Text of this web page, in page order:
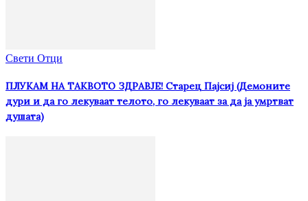
Свети Отци
ПЛУКАМ НА ТАКВОТО ЗДРАВЈЕ! Старец Пајсиј (Демоните
дури и да го лекуваат телото, го лекуваат за да ја умртват
душата)